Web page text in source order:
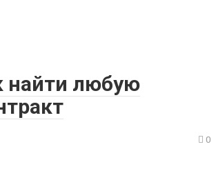
найти любую
0